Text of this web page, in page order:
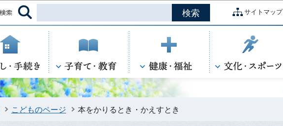
このページの本文へ移動
サイトマップ
こどものページ 本をかりるとき・かえすとき